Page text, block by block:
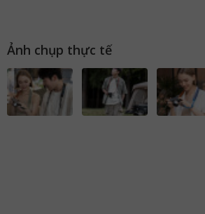
Ảnh chụp thực tế